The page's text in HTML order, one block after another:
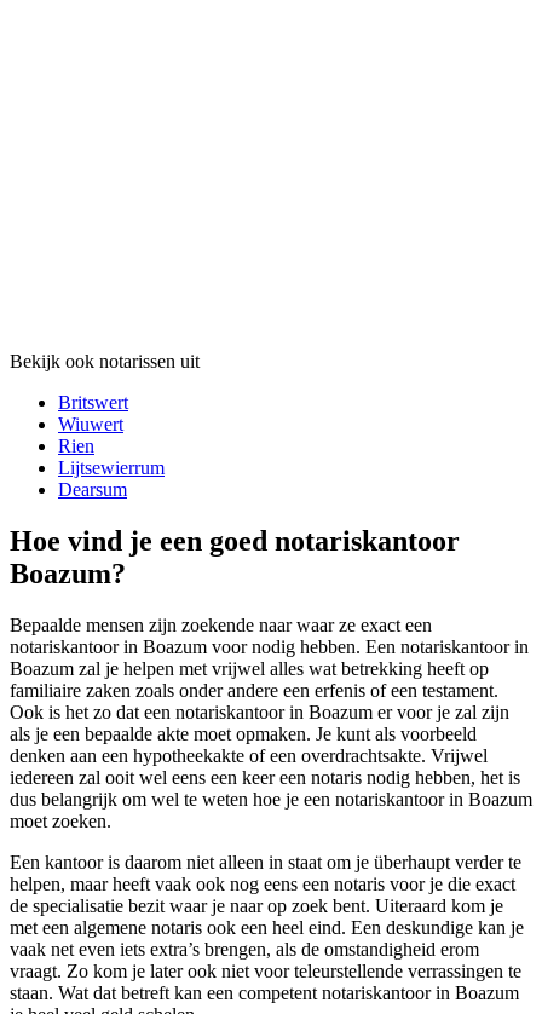
Bekijk ook notarissen uit
Britswert
Wiuwert
Rien
Lijtsewierrum
Dearsum
Hoe vind je een goed notariskantoor
Boazum?
Bepaalde mensen zijn zoekende naar waar ze exact een
notariskantoor in Boazum voor nodig hebben. Een notariskantoor in
Boazum zal je helpen met vrijwel alles wat betrekking heeft op
familiaire zaken zoals onder andere een erfenis of een testament.
Ook is het zo dat een notariskantoor in Boazum er voor je zal zijn
als je een bepaalde akte moet opmaken. Je kunt als voorbeeld
denken aan een hypotheekakte of een overdrachtsakte. Vrijwel
iedereen zal ooit wel eens een keer een notaris nodig hebben, het is
dus belangrijk om wel te weten hoe je een notariskantoor in Boazum
moet zoeken.
Een kantoor is daarom niet alleen in staat om je überhaupt verder te
helpen, maar heeft vaak ook nog eens een notaris voor je die exact
de specialisatie bezit waar je naar op zoek bent. Uiteraard kom je
met een algemene notaris ook een heel eind. Een deskundige kan je
vaak net even iets extra’s brengen, als de omstandigheid erom
vraagt. Zo kom je later ook niet voor teleurstellende verrassingen te
staan. Wat dat betreft kan een competent notariskantoor in Boazum